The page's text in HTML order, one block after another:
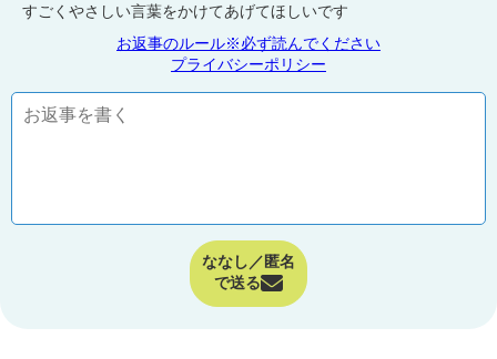
すごくやさしい言葉をかけてあげてほしいです
お返事のルール※必ず読んでください
プライバシーポリシー
ななし／匿名
で送る